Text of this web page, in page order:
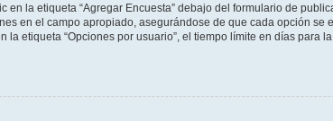
la etiqueta “Agregar Encuesta” debajo del formulario de
en el campo apropiado, asegurándose de que cada opción se
etiqueta “Opciones por usuario”, el tiempo límite en días para